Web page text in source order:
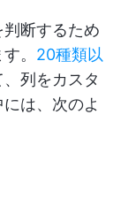
断するため
。 20種類以
列をカスタ
は、次のよ